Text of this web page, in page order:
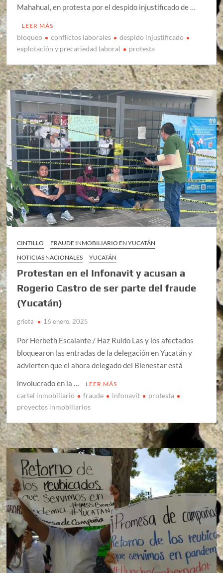
Mahahual, en protesta por el despido injustificado de …
LEER MÁS
bloqueo conflictos laborales
despido injustificado
explotación y precariedad laboral
protesta
CINTILLO
FRAUDE INMOBILIARIO EN YUCATÁN
NOTICIAS NACIONALES
YUCATÁN
Protestan en el Infonavit y acusan a
Rogerio Castro de ser parte del fraude
(Yucatán)
grieta 16 enero, 2025
Por Herbeth Escalante / Haz Ruido Las y los afectados
bloquearon las entradas de la delegación en Yucatán y
advierten que el ahora delegado del Bienestar está
involucrado en la …
LEER MÁS
cartel inmobiliario fraude infonavit
protesta
proyectos inmobiliarios